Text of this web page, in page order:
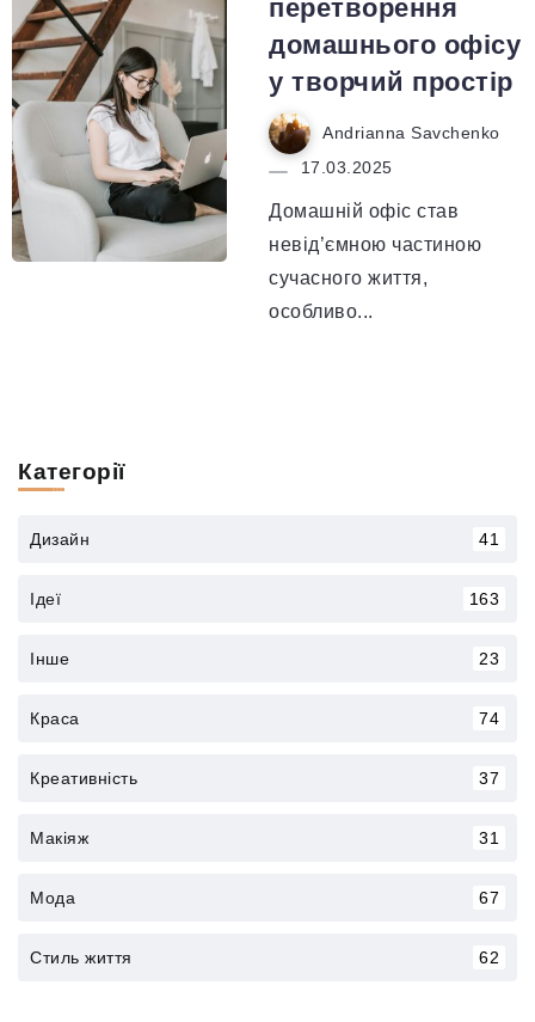
перетворення
домашнього офісу
у творчий простір
Andrianna Savchenko
17.03.2025
Домашній офіс став
невід’ємною частиною
сучасного життя,
особливо...
Категорії
Дизайн 41
Ідеї 163
Інше 23
Краса 74
Креативність 37
Макіяж 31
Мода 67
Стиль життя 62